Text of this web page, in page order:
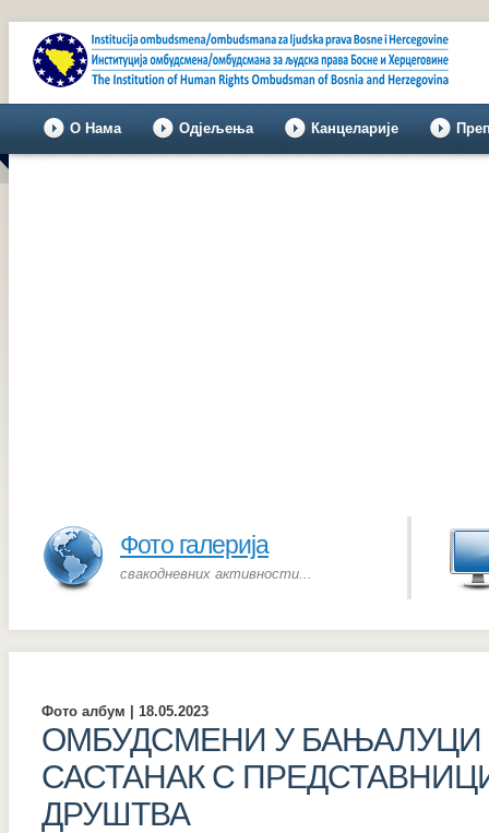
О Нама Одјељења Канцеларије
Фото галерија
свакодневних активности...
Фото албум | 18.05.2023
ОМБУДСМЕНИ У
САСТАНАК С
ДРУШТВА